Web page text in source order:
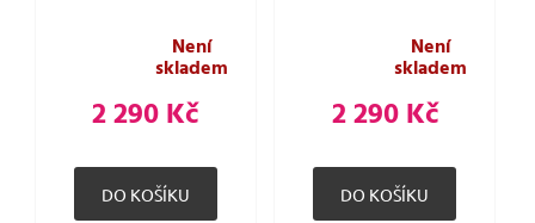
Není
skladem
2 290 Kč
Není
skladem
2 290 Kč